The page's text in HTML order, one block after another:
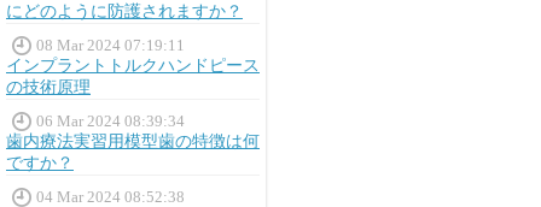
にどのように防護されますか？
08 Mar 2024 07:19:11
インプラントトルクハンドピース
の技術原理
06 Mar 2024 08:39:34
歯内療法実習用模型歯の特徴は何
ですか？
04 Mar 2024 08:52:38